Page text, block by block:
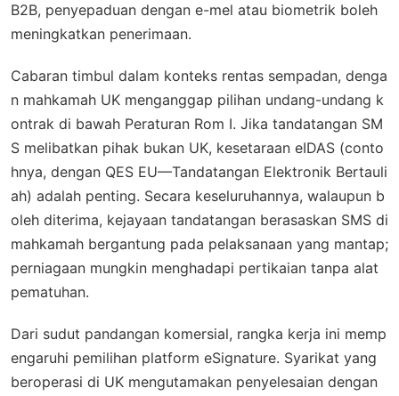
B2B, penyepaduan dengan e-mel atau biometrik boleh
meningkatkan penerimaan.
Cabaran timbul dalam konteks rentas sempadan, denga
n mahkamah UK menganggap pilihan undang-undang k
ontrak di bawah Peraturan Rom I. Jika tandatangan SM
S melibatkan pihak bukan UK, kesetaraan eIDAS (conto
hnya, dengan QES EU—Tandatangan Elektronik Bertauli
ah) adalah penting. Secara keseluruhannya, walaupun b
oleh diterima, kejayaan tandatangan berasaskan SMS di
mahkamah bergantung pada pelaksanaan yang mantap;
perniagaan mungkin menghadapi pertikaian tanpa alat
pematuhan.
Dari sudut pandangan komersial, rangka kerja ini memp
engaruhi pemilihan platform eSignature. Syarikat yang
beroperasi di UK mengutamakan penyelesaian dengan